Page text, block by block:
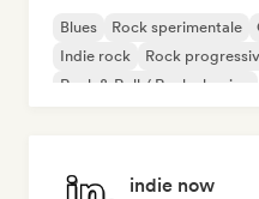
Blues Rock sperimentale
Indie rock
Rock
Rock & Roll / Rock classico
indie now